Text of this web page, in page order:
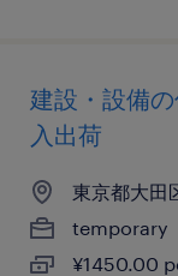
建設・設備
入出荷
東京都大田
temporary
¥1450.00